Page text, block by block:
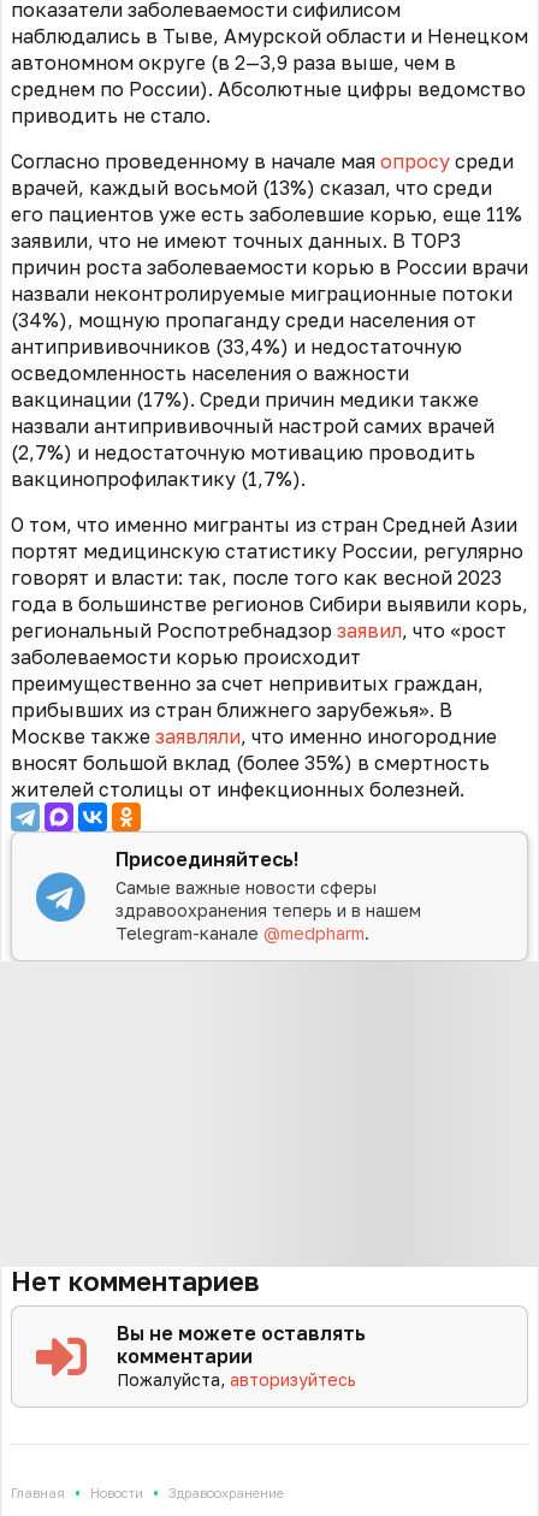
показатели заболеваемости сифилисом
наблюдались в Тыве, Амурской области и Ненецком
автономном округе (в 2—3,9 раза выше, чем в
среднем по России). Абсолютные цифры ведомство
приводить не стало.
Согласно проведенному в начале мая опросу среди
врачей, каждый восьмой (13%) сказал, что среди
его пациентов уже есть заболевшие корью, еще 11%
заявили, что не имеют точных данных. В TOP3
причин роста заболеваемости корью в России врачи
назвали неконтролируемые миграционные потоки
(34%), мощную пропаганду среди населения от
антипрививочников (33,4%) и недостаточную
осведомленность населения о важности
вакцинации (17%). Среди причин медики также
назвали антипрививочный настрой самих врачей
(2,7%) и недостаточную мотивацию проводить
вакцинопрофилактику (1,7%).
О том, что именно мигранты из стран Средней Азии
портят медицинскую статистику России, регулярно
говорят и власти: так, после того как весной 2023
года в большинстве регионов Сибири выявили корь,
региональный Роспотребнадзор заявил, что «рост
заболеваемости корью происходит
преимущественно за счет непривитых граждан,
прибывших из стран ближнего зарубежья». В
Москве также заявляли, что именно иногородние
вносят большой вклад (более 35%) в смертность
жителей столицы от инфекционных болезней.
Присоединяйтесь!
Самые важные новости сферы
здравоохранения теперь и в нашем
Telegram-канале@medpharm.
Нет комментариев
Вы не можете оставлять
комментарии
Пожалуйста,авторизуйтесь
Главная • Новости • Здравоохранение